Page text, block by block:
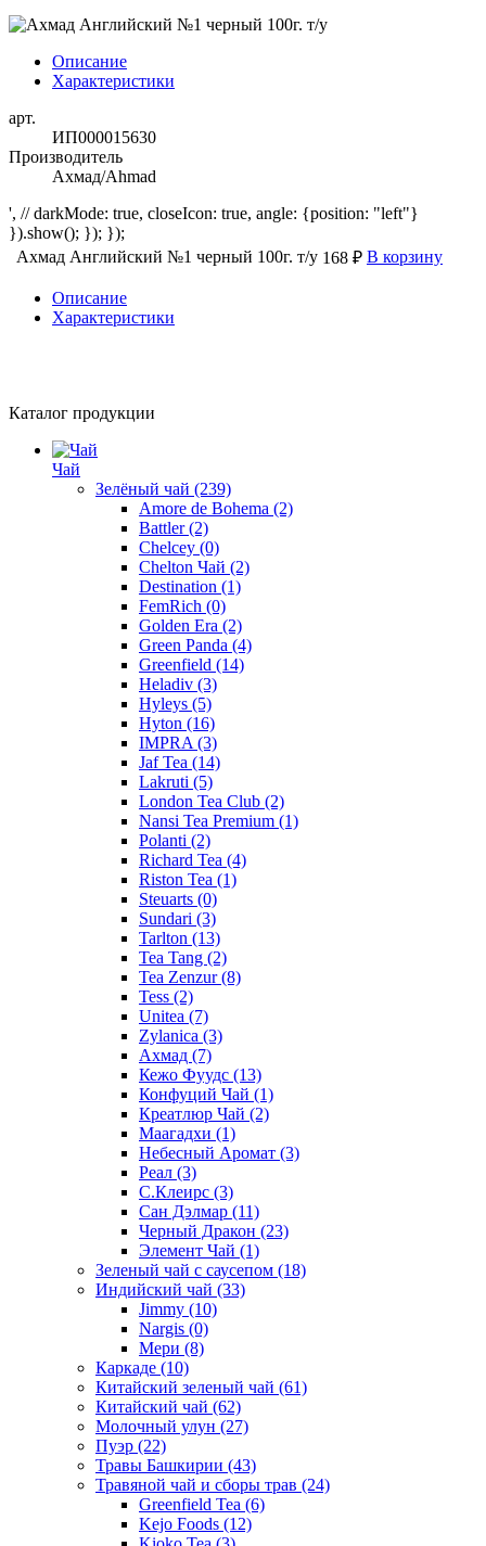
Описание
Характеристики
арт.
ИП000015630
Производитель
Ахмад/Ahmad
', // darkMode: true, closeIcon: true, angle: {position: "left"}
}).show(); }); });
Ахмад Английский №1 черный 100г. т/у 168 ₽ В корзину
Описание
Характеристики
Каталог продукции
Чай
Зелёный чай (239)
Amore de Bohema (2)
Battler(2)
Chelcey (0)
Chelton Чай (2)
Destination (1)
FemRich (0)
Golden Era (2)
Green Panda (4)
Greenfield (14)
Heladiv (3)
Hyleys (5)
Hyton (16)
IMPRA (3)
Jaf Tea (14)
Lakruti (5)
London Tea Club (2)
Nansi Tea Premium (1)
Polanti (2)
Richard Tea (4)
Riston Tea (1)
Steuarts (0)
Sundari (3)
Tarlton (13)
Tea Tang (2)
Tea Zenzur(8)
Tess (2)
Unitea (7)
Zylanica (3)
Ахмад (7)
Кежо Фуудс (13)
Конфуций Чай (1)
Креатлюр Чай (2)
Маагадхи (1)
Небесный Аромат (3)
Реал (3)
С.Клеирс (3)
Сан Дэлмар (11)
Черный Дракон (23)
Элемент Чай (1)
Зеленый чай с саусепом (18)
Индийский чай (33)
Jimmy (10)
Nargis (0)
Мери (8)
Каркаде (10)
Китайский зеленый чай (61)
Китайский чай (62)
Молочный улун (27)
Пуэр (22)
Травы Башкирии (43)
Травяной чай и сборы трав (24)
Greenfield Tea (6)
Kejo Foods (12)